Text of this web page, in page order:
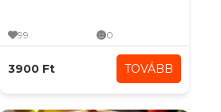
99 0
3900 Ft TOVÁBB